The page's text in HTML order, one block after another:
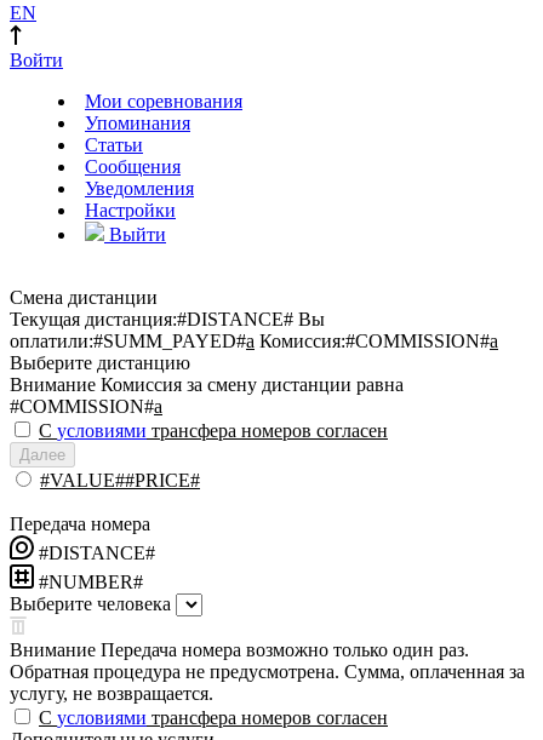
EN
Войти
Мои соревнования
Упоминания
Статьи
Сообщения
Уведомления
Настройки
Выйти
Смена дистанции
Текущая дистанция:#DISTANCE# Вы
оплатили:#SUMM_PAYED#a Комиссия:#COMMISSION#a
Выберите дистанцию
Внимание Комиссия за смену дистанции равна
#COMMISSION#a
С условиями трансфера номеров согласен
Далее
#VALUE##PRICE#
Передача номера
#DISTANCE#
#NUMBER#
Выберите человека
Внимание Передача номера возможно только один раз.
Обратная процедура не предусмотрена. Сумма, оплаченная за
услугу, не возвращается.
С условиями трансфера номеров согласен